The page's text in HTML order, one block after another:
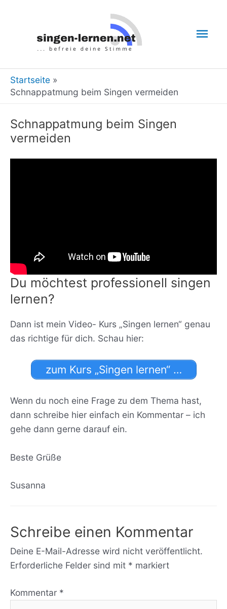
Startseite
Schnappatmung beim Singen vermeiden
Schnappatmung beim Singen
vermeiden
Du möchtest professionell singen
lernen?
Dann ist mein Video- Kurs „Singen lernen“ genau
das richtige für dich. Schau hier:
zum Kurs „Singen lernen“ …
Wenn du noch eine Frage zu dem Thema hast,
dann schreibe hier einfach ein Kommentar – ich
gehe dann gerne darauf ein.
Beste Grüße
Susanna
Schreibe einen Kommentar
Deine E-Mail-Adresse wird nicht veröffentlicht.
Erforderliche Felder sind mit * markiert
Kommentar *